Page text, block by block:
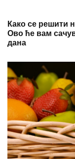
Како се решити
Ово ће вам
дана